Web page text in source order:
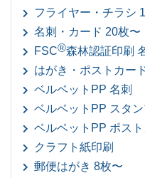
フライヤー・チラシ
名刺・カード 20枚〜
FSC®森林認証印刷
はがき・ポストカー
ベルベットPP 名刺
ベルベットPP スタ
ベルベットPP ポス
クラフト紙印刷
郵便はがき 8枚〜